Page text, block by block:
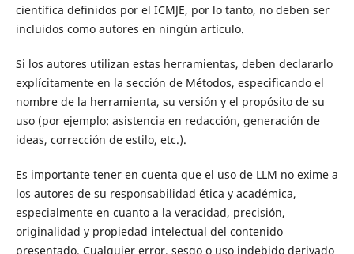
científica definidos por el ICMJE, por lo tanto, no deben ser
incluidos como autores en ningún artículo.
Si los autores utilizan estas herramientas, deben declararlo
explícitamente en la sección de Métodos, especificando el
nombre de la herramienta, su versión y el propósito de su
uso (por ejemplo: asistencia en redacción, generación de
ideas, corrección de estilo, etc.).
Es importante tener en cuenta que el uso de LLM no exime a
los autores de su responsabilidad ética y académica,
especialmente en cuanto a la veracidad, precisión,
originalidad y propiedad intelectual del contenido
presentado. Cualquier error, sesgo o uso indebido derivado